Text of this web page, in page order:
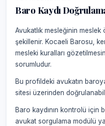
Baro Kaydı
Avukatlık mesleğinin meslek
şekillenir. Kocaeli Barosu,
mesleki kuralları
sorumludur.
Bu profildeki avukatın
sitesi üzerinden
Baro kaydının kontrolü için
avukat sorgulama modülü